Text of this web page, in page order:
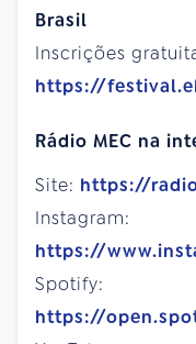
Brasil
Inscrições
https://
Rádio MEC na
Site: https://
Instagram:
https://
Spotify:
https://